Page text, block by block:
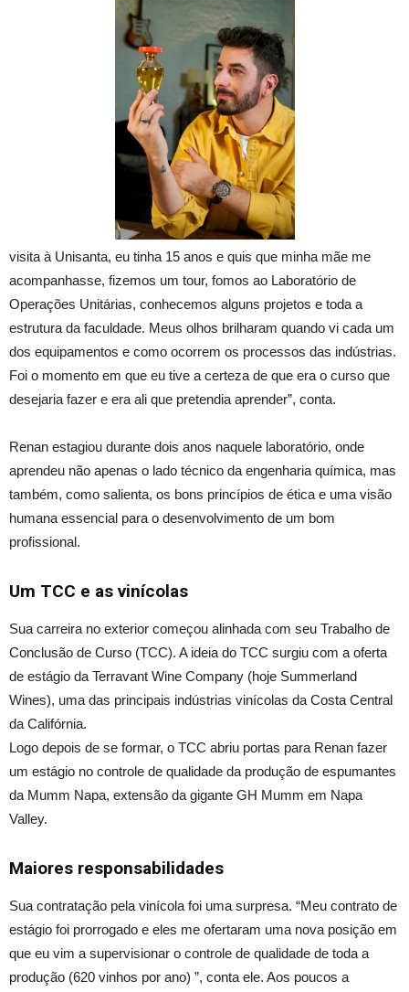
visita à Unisanta, eu tinha 15 anos e quis que minha mãe me
acompanhasse, fizemos um tour, fomos ao Laboratório de
Operações Unitárias, conhecemos alguns projetos e toda a
estrutura da faculdade. Meus olhos brilharam quando vi cada um
dos equipamentos e como ocorrem os processos das indústrias.
Foi o momento em que eu tive a certeza de que era o curso que
desejaria fazer e era ali que pretendia aprender”, conta.
Renan estagiou durante dois anos naquele laboratório, onde
aprendeu não apenas o lado técnico da engenharia química, mas
também, como salienta, os bons princípios de ética e uma visão
humana essencial para o desenvolvimento de um bom
profissional.
Um TCC e as vinícolas
Sua carreira no exterior começou alinhada com seu Trabalho de
Conclusão de Curso (TCC). A ideia do TCC surgiu com a oferta
de estágio da Terravant Wine Company (hoje Summerland
Wines), uma das principais indústrias vinícolas da Costa Central
da Califórnia.
Logo depois de se formar, o TCC abriu portas para Renan fazer
um estágio no controle de qualidade da produção de espumantes
da Mumm Napa, extensão da gigante GH Mumm em Napa
Valley.
Maiores responsabilidades
Sua contratação pela vinícola foi uma surpresa. “Meu contrato de
estágio foi prorrogado e eles me ofertaram uma nova posição em
que eu vim a supervisionar o controle de qualidade de toda a
produção (620 vinhos por ano) ”, conta ele. Aos poucos a